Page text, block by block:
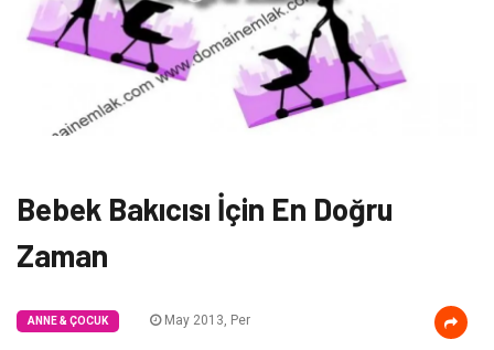
Bebek Bakıcısı İçin En Doğru
Zaman
ANNE & ÇOCUK May 2013, Per